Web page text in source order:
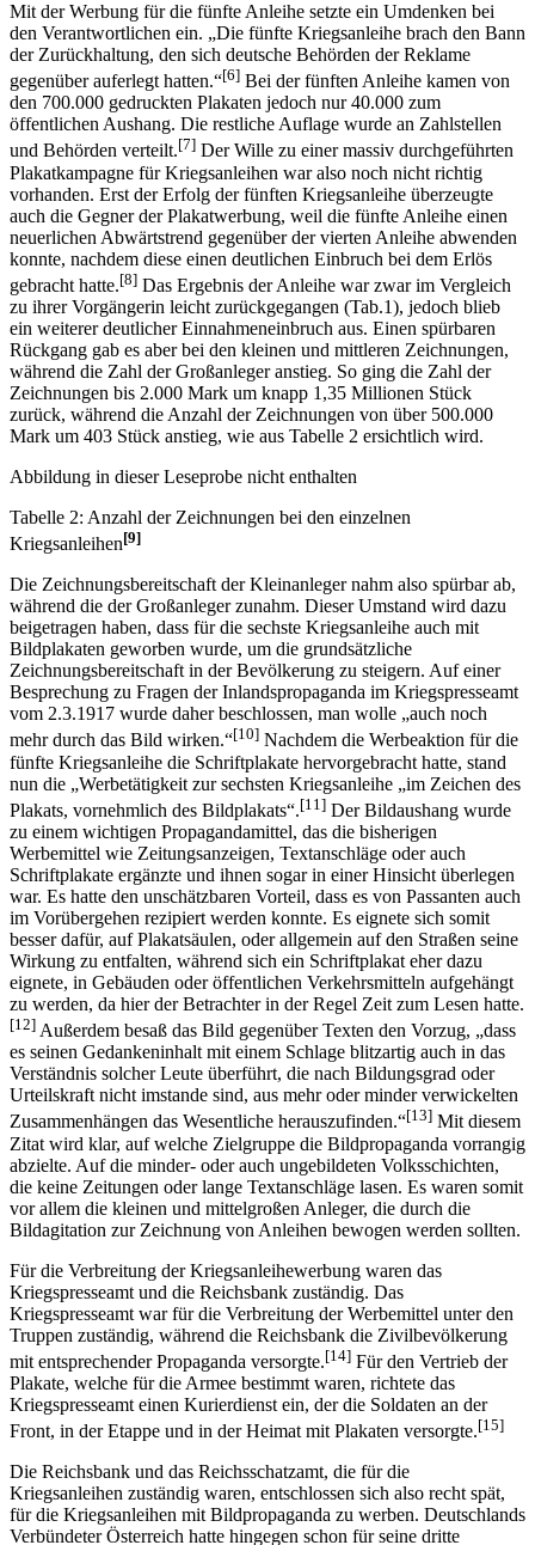
Mit der Werbung für die fünfte Anleihe setzte ein Umdenken bei
den Verantwortlichen ein. „Die fünfte Kriegsanleihe brach den Bann
der Zurückhaltung, den sich deutsche Behörden der Reklame
gegenüber auferlegt hatten.“[6] Bei der fünften Anleihe kamen von
den 700.000 gedruckten Plakaten jedoch nur 40.000 zum
öffentlichen Aushang. Die restliche Auflage wurde an Zahlstellen
und Behörden verteilt.[7] Der Wille zu einer massiv durchgeführten
Plakatkampagne für Kriegsanleihen war also noch nicht richtig
vorhanden. Erst der Erfolg der fünften Kriegsanleihe überzeugte
auch die Gegner der Plakatwerbung, weil die fünfte Anleihe einen
neuerlichen Abwärtstrend gegenüber der vierten Anleihe abwenden
konnte, nachdem diese einen deutlichen Einbruch bei dem Erlös
gebracht hatte.[8] Das Ergebnis der Anleihe war zwar im Vergleich
zu ihrer Vorgängerin leicht zurückgegangen (Tab.1), jedoch blieb
ein weiterer deutlicher Einnahmeneinbruch aus. Einen spürbaren
Rückgang gab es aber bei den kleinen und mittleren Zeichnungen,
während die Zahl der Großanleger anstieg. So ging die Zahl der
Zeichnungen bis 2.000 Mark um knapp 1,35 Millionen Stück
zurück, während die Anzahl der Zeichnungen von über 500.000
Mark um 403 Stück anstieg, wie aus Tabelle 2 ersichtlich wird.
Abbildung in dieser Leseprobe nicht enthalten
Tabelle 2: Anzahl der Zeichnungen bei den einzelnen
Kriegsanleihen[9]
Die Zeichnungsbereitschaft der Kleinanleger nahm also spürbar ab,
während die der Großanleger zunahm. Dieser Umstand wird dazu
beigetragen haben, dass für die sechste Kriegsanleihe auch mit
Bildplakaten geworben wurde, um die grundsätzliche
Zeichnungsbereitschaft in der Bevölkerung zu steigern. Auf einer
Besprechung zu Fragen der Inlandspropaganda im Kriegspresseamt
vom 2.3.1917 wurde daher beschlossen, man wolle „auch noch
mehr durch das Bild wirken.“[10] Nachdem die Werbeaktion für die
fünfte Kriegsanleihe die Schriftplakate hervorgebracht hatte, stand
nun die „Werbetätigkeit zur sechsten Kriegsanleihe „im Zeichen des
Plakats, vornehmlich des Bildplakats“.[11] Der Bildaushang wurde
zu einem wichtigen Propagandamittel, das die bisherigen
Werbemittel wie Zeitungsanzeigen, Textanschläge oder auch
Schriftplakate ergänzte und ihnen sogar in einer Hinsicht überlegen
war. Es hatte den unschätzbaren Vorteil, dass es von Passanten auch
im Vorübergehen rezipiert werden konnte. Es eignete sich somit
besser dafür, auf Plakatsäulen, oder allgemein auf den Straßen seine
Wirkung zu entfalten, während sich ein Schriftplakat eher dazu
eignete, in Gebäuden oder öffentlichen Verkehrsmitteln aufgehängt
zu werden, da hier der Betrachter in der Regel Zeit zum Lesen hatte.
[12] Außerdem besaß das Bild gegenüber Texten den Vorzug, „dass
es seinen Gedankeninhalt mit einem Schlage blitzartig auch in das
Verständnis solcher Leute überführt, die nach Bildungsgrad oder
Urteilskraft nicht imstande sind, aus mehr oder minder verwickelten
Zusammenhängen das Wesentliche herauszufinden.“[13] Mit diesem
Zitat wird klar, auf welche Zielgruppe die Bildpropaganda vorrangig
abzielte. Auf die minder- oder auch ungebildeten Volksschichten,
die keine Zeitungen oder lange Textanschläge lasen. Es waren somit
vor allem die kleinen und mittelgroßen Anleger, die durch die
Bildagitation zur Zeichnung von Anleihen bewogen werden sollten.
Für die Verbreitung der Kriegsanleihewerbung waren das
Kriegspresseamt und die Reichsbank zuständig. Das
Kriegspresseamt war für die Verbreitung der Werbemittel unter den
Truppen zuständig, während die Reichsbank die Zivilbevölkerung
mit entsprechender Propaganda versorgte.[14] Für den Vertrieb der
Plakate, welche für die Armee bestimmt waren, richtete das
Kriegspresseamt einen Kurierdienst ein, der die Soldaten an der
Front, in der Etappe und in der Heimat mit Plakaten versorgte.[15]
Die Reichsbank und das Reichsschatzamt, die für die
Kriegsanleihen zuständig waren, entschlossen sich also recht spät,
für die Kriegsanleihen mit Bildpropaganda zu werben. Deutschlands
Verbündeter Österreich hatte hingegen schon für seine dritte